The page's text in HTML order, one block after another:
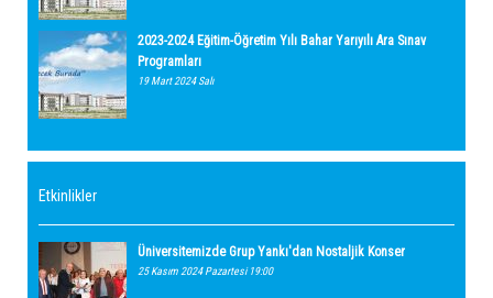
2023-2024 Eğitim-Öğretim Yılı Bahar Yarıyılı Ara Sınav
Programları
19 Mart 2024 Salı
Etkinlikler
Üniversitemizde Grup Yankı'dan Nostaljik Konser
25 Kasım 2024 Pazartesi 19:00